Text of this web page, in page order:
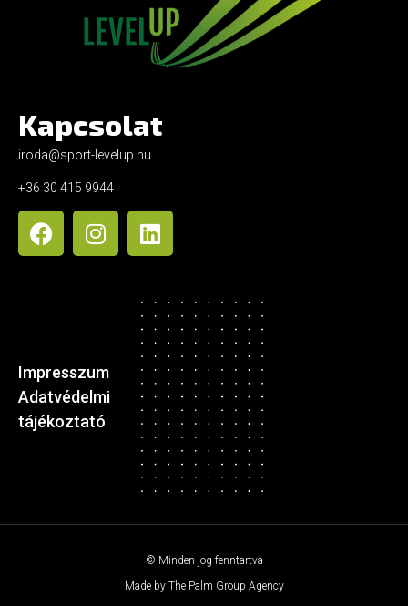
Kapcsolat
iroda@sport-levelup.hu
+36 30 415 9944
Impresszum
Adatvédelmi
tájékoztató
© Minden jog fenntartva
Made by The Palm Group Agency